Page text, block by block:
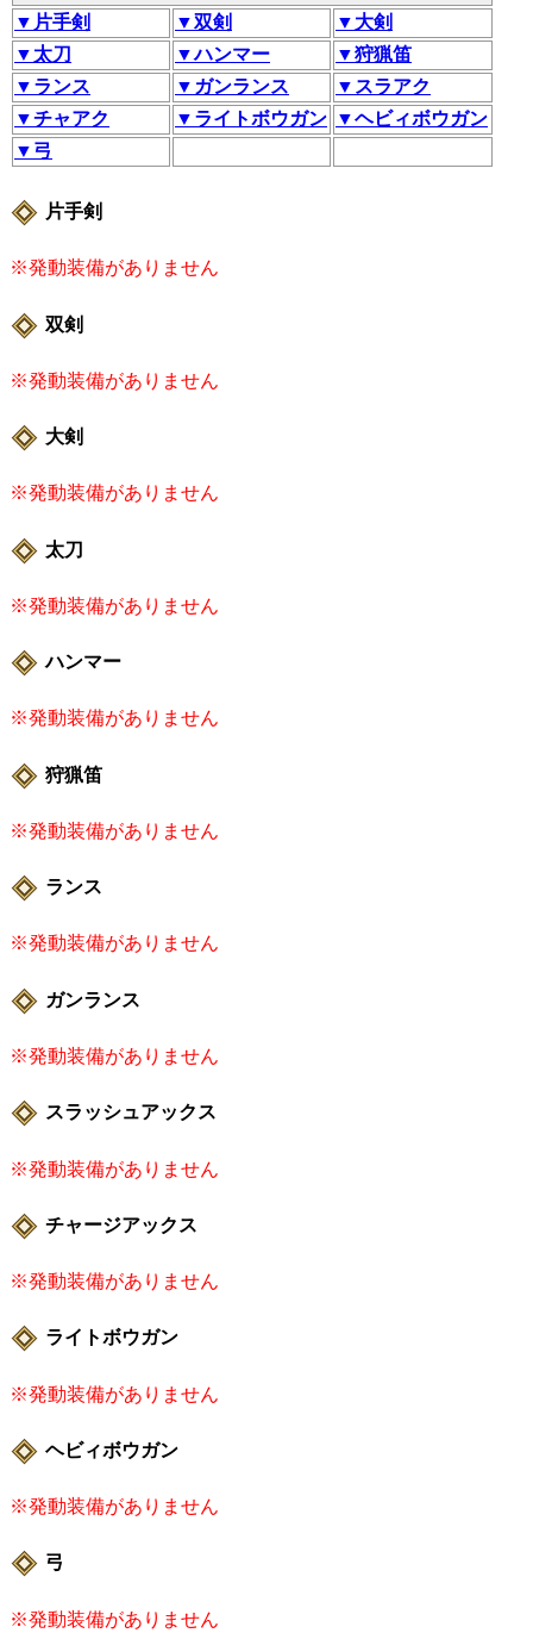
▼片手剣
▼双剣
▼大剣
▼太刀
▼ハンマー
▼狩猟笛
▼ランス
▼ガンランス
▼スラアク
▼チャアク
▼ライトボウガン ▼ヘビィボウガン
▼弓
片手剣
※発動装備がありません
双剣
※発動装備がありません
大剣
※発動装備がありません
太刀
※発動装備がありません
ハンマー
※発動装備がありません
狩猟笛
※発動装備がありません
ランス
※発動装備がありません
ガンランス
※発動装備がありません
スラッシュアックス
※発動装備がありません
チャージアックス
※発動装備がありません
ライトボウガン
※発動装備がありません
ヘビィボウガン
※発動装備がありません
弓
※発動装備がありません